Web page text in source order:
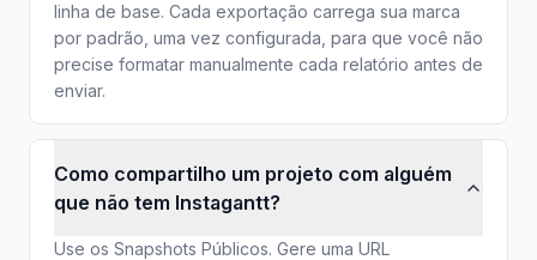
linha de base. Cada exportação carrega sua marca
por padrão, uma vez configurada, para que você não
precise formatar manualmente cada relatório antes de
enviar.
Como compartilho um projeto com alguém
que não tem Instagantt?
Use os Snapshots Públicos. Gere uma URL